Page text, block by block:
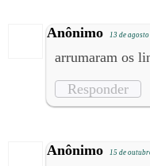
Anônimo 13 de
arrumaram os
Responder
Anônimo 15 de